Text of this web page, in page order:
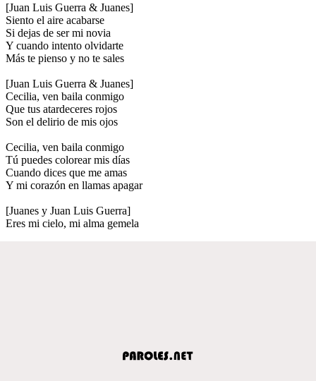
[Juan Luis Guerra & Juanes]
Siento el aire acabarse
Si dejas de ser mi novia
Y cuando intento olvidarte
Más te pienso y no te sales
[Juan Luis Guerra & Juanes]
Cecilia, ven baila conmigo
Que tus atardeceres rojos
Son el delirio de mis ojos
Cecilia, ven baila conmigo
Tú puedes colorear mis días
Cuando dices que me amas
Y mi corazón en llamas apagar
[Juanes y Juan Luis Guerra]
Eres mi cielo, mi alma gemela